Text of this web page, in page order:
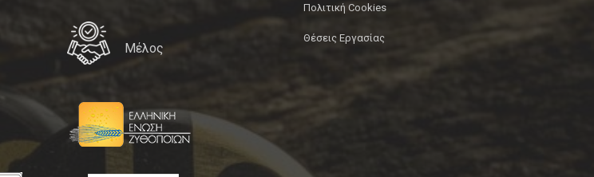
Μέλος
Πολιτική Cookies
Θέσεις Εργασίας